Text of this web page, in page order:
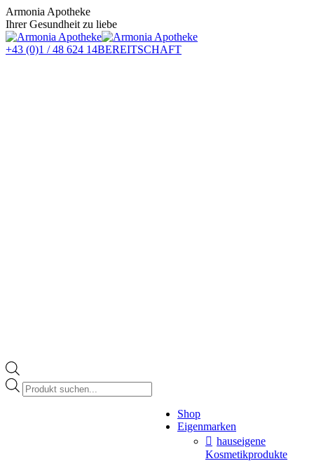
Zum
Inhalt
springen
Armonia Apotheke
Ihrer Gesundheit zu liebe
+43 (0)1 / 48 624 14BEREITSCHAFT
Products
search
Shop
Eigenmarken
hauseigene
Kosmetikprodukte